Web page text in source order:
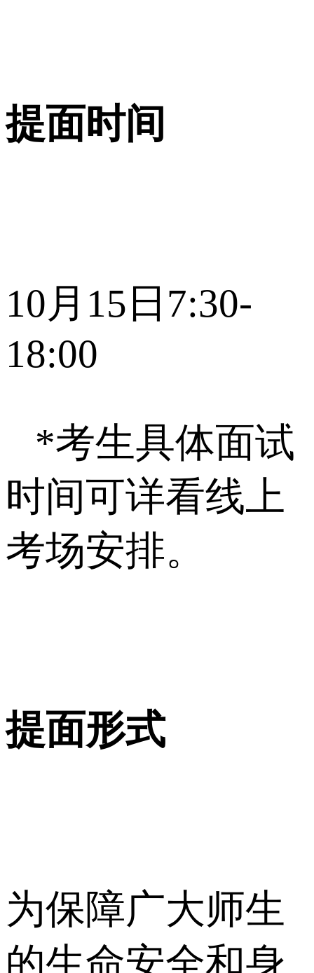
提面时间
10月15日7:30-
18:00
*考生具体面试
时间可详看线上
考场安排。
提面形式
为保障广大师生
的生命安全和身